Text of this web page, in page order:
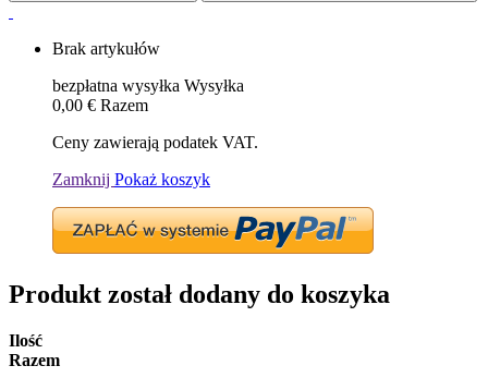
Brak artykułów
bezpłatna wysyłka Wysyłka
0,00 € Razem
Ceny zawierają podatek VAT.
Zamknij Pokaż koszyk
Produkt został dodany do koszyka
Ilość
Razem